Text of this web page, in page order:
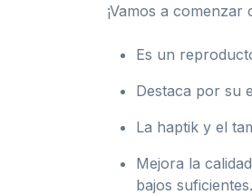
¡Vamos a
Es un
Destaca por su
La haptik y el
Mejora la
bajos suficientes.